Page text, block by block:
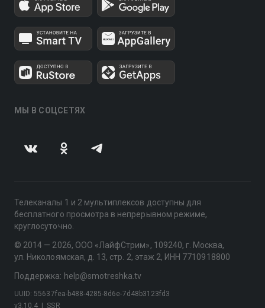
МЫ В СОЦСЕТЯХ
Телеканалы 1 и 2 мультиплексов доступны для
бесплатного просмотра в непрерывном режиме,
круглосуточно.
© 2014 — 2026, ООО «ЛайфСтрим», 109240, г. Москва,
ул. Николоямская, д. 13, стр. 2, этаж 2, ИНН 7710918800
Поддержка: help@smotreshka.tv
v3.10.4 SSR
UUID: 55637fea-b488-4285-8d6e-7d48b3123fd3